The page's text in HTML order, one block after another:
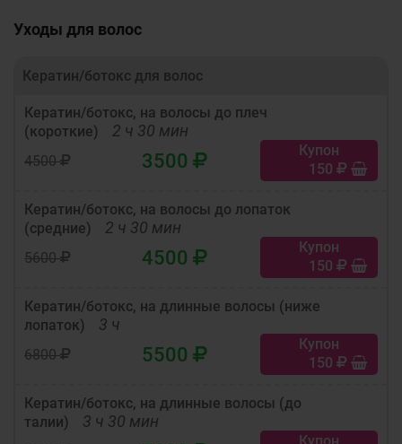
Уходы для волос
Кератин/ботокс для волос
Кератин/ботокс, на волосы до плеч
(короткие)
2 ч 30 мин
4500 3500
Купон
150
Кератин/ботокс, на волосы до лопаток
(средние)
2 ч 30 мин
5600 4500
Купон
150
Кератин/ботокс, на длинные волосы (ниже
лопаток)
3 ч
6800 5500
Купон
150
Кератин/ботокс, на длинные волосы (до
талии)
3 ч 30 мин